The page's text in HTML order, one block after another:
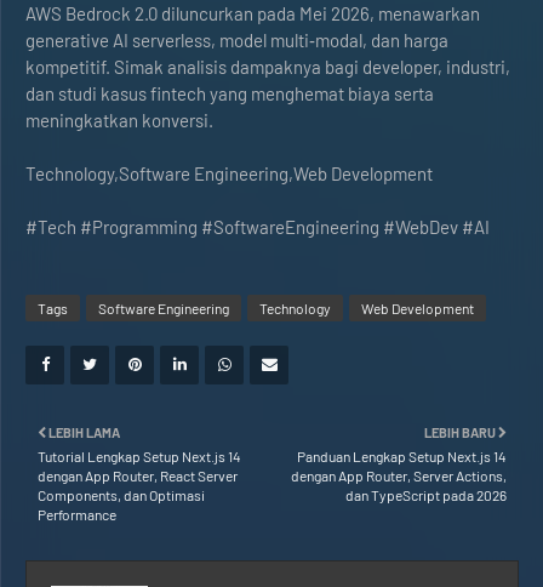
AWS Bedrock 2.0 diluncurkan pada Mei 2026, menawarkan
generative AI serverless, model multi‑modal, dan harga
kompetitif. Simak analisis dampaknya bagi developer, industri,
dan studi kasus fintech yang menghemat biaya serta
meningkatkan konversi.
Technology,Software Engineering,Web Development
#Tech #Programming #SoftwareEngineering #WebDev #AI
Tags Software Engineering Technology Web Development
LEBIH BARU
Panduan Lengkap Setup Next.js 14
dengan App Router, Server Actions,
dan TypeScript pada 2026
LEBIH LAMA
Tutorial Lengkap Setup Next.js 14
dengan App Router, React Server
Components, dan Optimasi
Performance